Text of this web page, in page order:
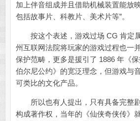
加上伴音组成并且借助机械装置能放
包括故事片、科教片、美术片等”。
按这个表述，游戏过场 CG 肯定属
州互联网法院将玩家的游戏过程也一
保护范畴，更多是援引了 1886 年《
伯尔尼公约》的宽泛理念，但游戏与
可类比的文化产品。
所以也有人提出，只有具备完整
构成著作权，当年的《仙侠奇侠传》